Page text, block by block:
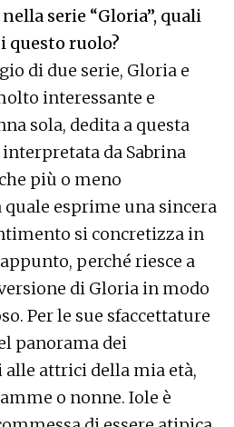
serie “Gloria”, quali
questo ruolo?
di due serie, Gloria e
interessante e
sola, dedita a questa
da Sabrina
più o meno
esprime una sincera
si concretizza in
perché riesce a
di Gloria in modo
Per le sue sfaccettature
panorama dei
attrici della mia età,
o nonne. Iole è